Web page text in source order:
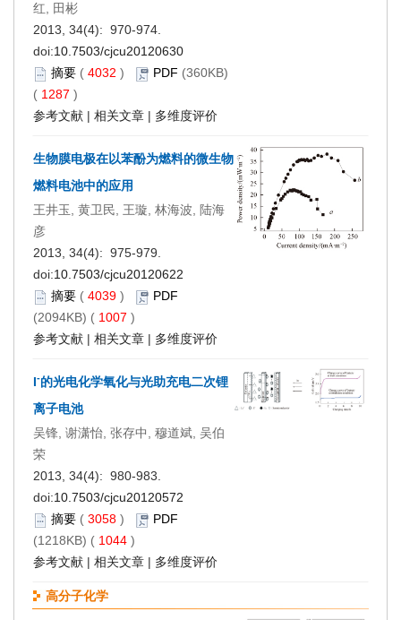
红, 田彬
2013, 34(4): 970-974.
doi:10.7503/cjcu20120630
摘要 ( 4032 ) PDF (360KB)
( 1287 )
参考文献 | 相关文章 | 多维度评价
生物膜电极在以苯酚为燃料的微生物
燃料电池中的应用
王井玉, 黄卫民, 王璇, 林海波, 陆海
彦
2013, 34(4): 975-979.
doi:10.7503/cjcu20120622
摘要 ( 4039 )
PDF
(2094KB) ( 1007 )
参考文献 | 相关文章 | 多维度评价
I-的光电化学氧化与光助充电二次锂
离子电池
吴锋, 谢潇怡, 张存中, 穆道斌, 吴伯
荣
2013, 34(4): 980-983.
doi:10.7503/cjcu20120572
摘要 ( 3058 )
PDF
(1218KB) ( 1044 )
参考文献 | 相关文章 | 多维度评价
高分子化学